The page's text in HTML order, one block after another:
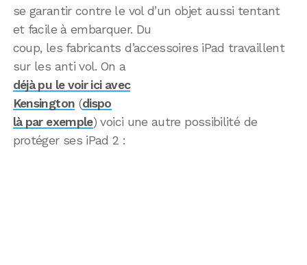
se garantir contre le vol d’un objet aussi tentant
et facile à embarquer. Du
coup, les fabricants d’accessoires iPad travaillent
sur les anti vol. On a
déjà pu le voir ici avec
Kensington (dispo
là par exemple) voici une autre possibilité de
protéger ses iPad 2 :